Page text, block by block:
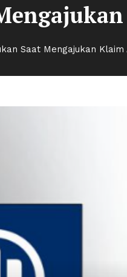
Saat Mengajukan Klaim